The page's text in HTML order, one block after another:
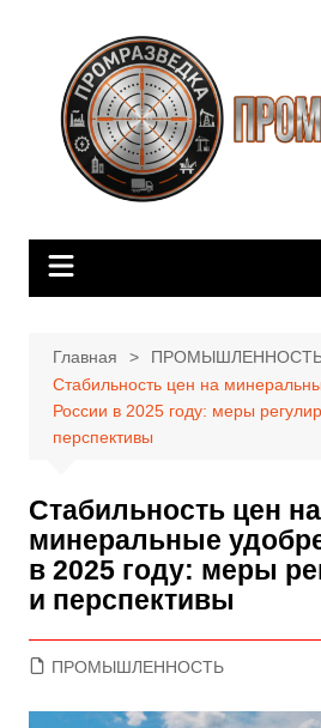
содержимому
Главная
Стабильность цен на
России в 2025 году: меры
перспективы
Стабильность цен на
минеральные
в 2025 году: меры
и перспективы
ПРОМЫШЛЕННОСТЬ